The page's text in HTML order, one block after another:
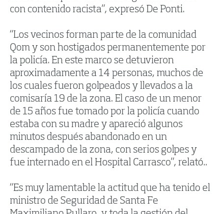
con contenido racista”, expresó De Ponti.
“Los vecinos forman parte de la comunidad
Qom y son hostigados permanentemente por
la policía. En este marco se detuvieron
aproximadamente a 14 personas, muchos de
los cuales fueron golpeados y llevados a la
comisaría 19 de la zona. El caso de un menor
de 15 años fue tomado por la policía cuando
estaba con su madre y apareció algunos
minutos después abandonado en un
descampado de la zona, con serios golpes y
fue internado en el Hospital Carrasco”, relató..
“Es muy lamentable la actitud que ha tenido el
ministro de Seguridad de Santa Fe